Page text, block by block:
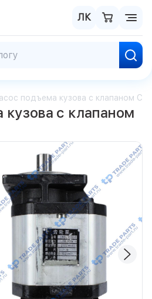
ЛК
подъема кузова с клапаном
с клапаном